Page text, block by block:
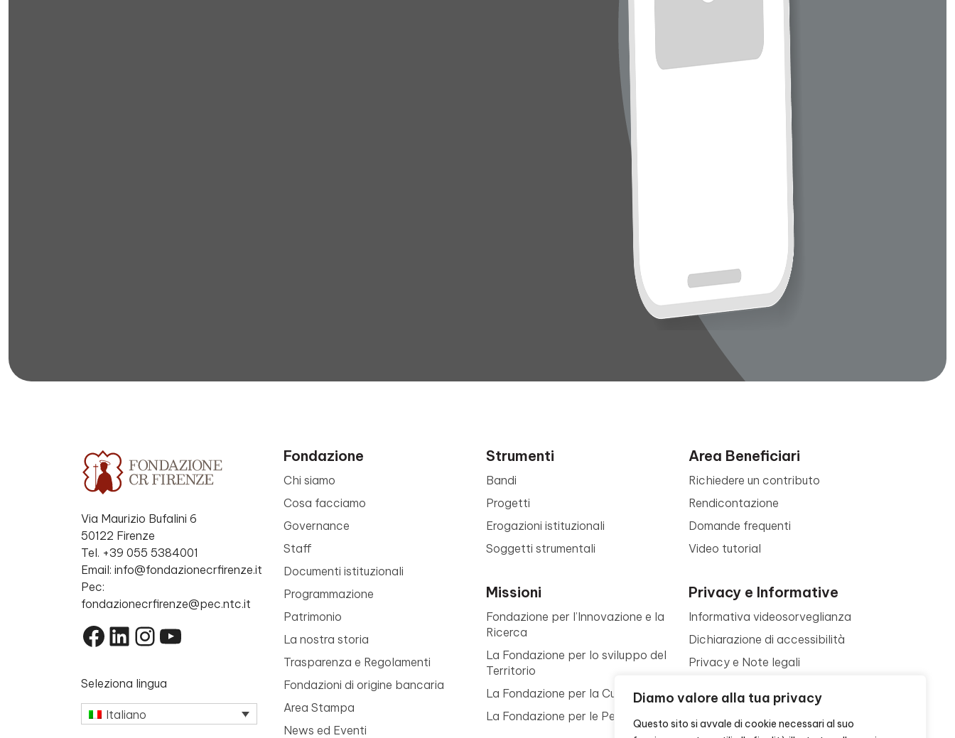
Diamo valore alla tua privacy
Questo sito si avvale di cookie necessari al suo
Via Maurizio Bufalini 6
50122 Firenze
Tel. +39 055 5384001
Email: info@fondazionecrfirenze.it
Pec:
fondazionecrfirenze@pec.ntc.it
Facebook
LinkedIn
Instagram
YouTube
Seleziona lingua
Italiano
Fondazione
Chi siamo
Cosa facciamo
Governance
Staff
Documenti istituzionali
Programmazione
Patrimonio
La nostra storia
Trasparenza e Regolamenti
Fondazioni di origine bancaria
Area Stampa
News ed Eventi
Strumenti
Bandi
Progetti
Erogazioni istituzionali
Soggetti strumentali
Missioni
Fondazione per l’Innovazione e la
Ricerca
La Fondazione per lo sviluppo del
Territorio
La Fondazione per la Cultura
La Fondazione per le Persone
Area Beneficiari
Richiedere un contributo
Rendicontazione
Domande frequenti
Video tutorial
Privacy e Informative
Informativa videosorveglianza
Dichiarazione di accessibilità
Privacy e Note legali
Contattaci